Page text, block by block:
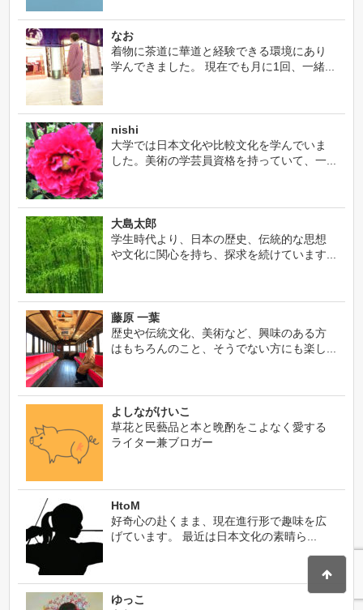
なお
着物に茶道に華道と経験できる環境にあり
学んできました。 現在でも月に1回、一緒...
nishi
大学では日本文化や比較文化を学んでいま
した。美術の学芸員資格を持っていて、一...
大島太郎
学生時代より、日本の歴史、伝統的な思想
や文化に関心を持ち、探求を続けています...
藤原 一葉
歴史や伝統文化、美術など、興味のある方
はもちろんのこと、そうでない方にも楽し...
よしながけいこ
草花と民藝品と本と晩酌をこよなく愛する
ライター兼ブロガー
HtoM
好奇心の赴くまま、現在進行形で趣味を広
げています。 最近は日本文化の素晴ら...
ゆっこ